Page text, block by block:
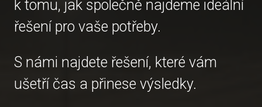
k tomu, jak společně najdeme ideální
řešení pro vaše potřeby.
S námi najdete řešení, které vám
ušetří čas a přinese výsledky.